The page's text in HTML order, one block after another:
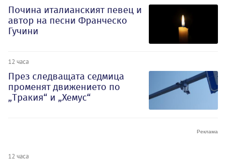
Почина италианският певец и
автор на песни Франческо
Гучини
12 часа
През следващата седмица
променят движението по
„Тракия“ и „Хемус“
12 часа